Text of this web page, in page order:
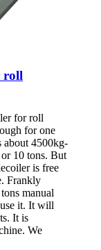
roll
for roll
for one
about 4500kg-
10 tons. But
is free
Frankly
manual
it. It will
It is
We